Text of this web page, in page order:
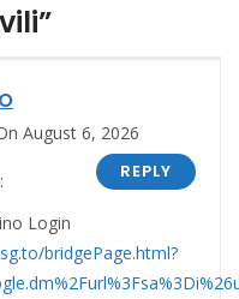
August 6, 2026
REPLY
Login
bridgePage.html?